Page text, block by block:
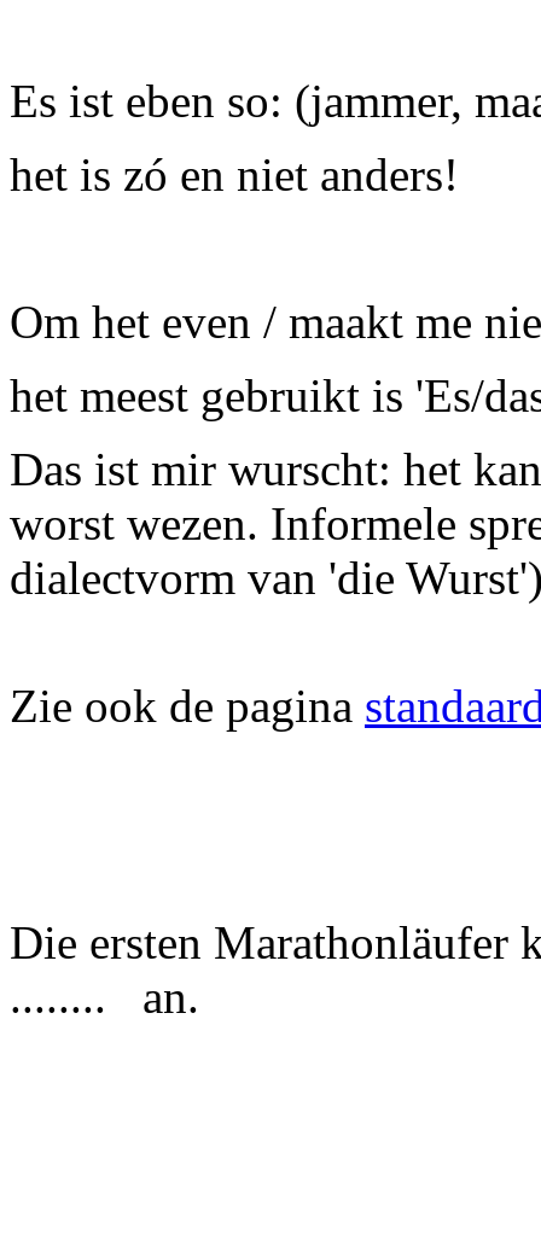
Es ist eben so: (jammer,
het is zó en niet anders!
Om het even / maakt me
het meest gebruikt is 'Es/
Das ist mir wurscht: het
worst wezen. Informele
dialectvorm van 'die
Zie ook de pagina
Die ersten Marathonläufer
........ an.